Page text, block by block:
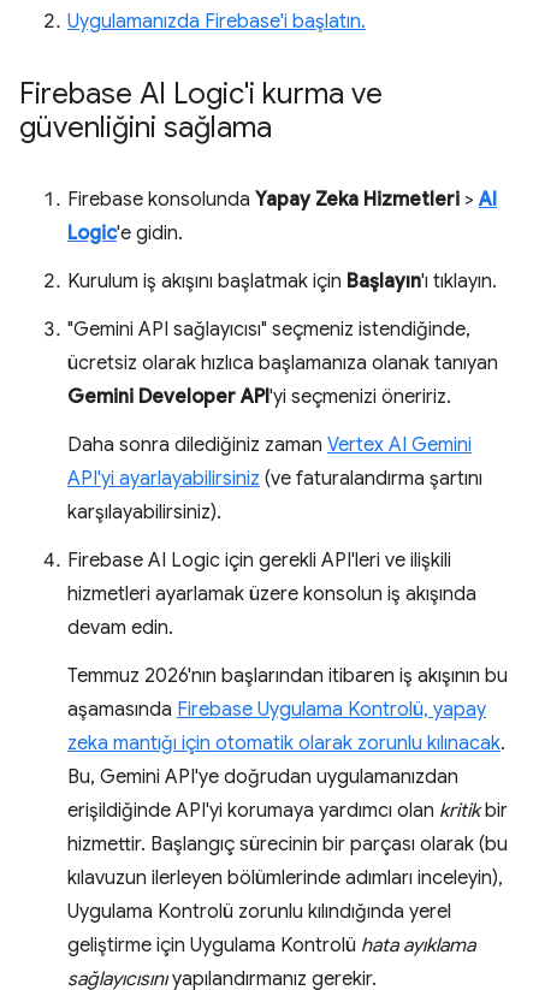
Uygulamanızda Firebase'i başlatın.
Firebase AI Logic'i kurma ve
güvenliğini sağlama
Firebase konsolunda Yapay Zeka Hizmetleri >AI
Logic'e gidin.
Kurulum iş akışını başlatmak için Başlayın'ı tıklayın.
"Gemini API sağlayıcısı" seçmeniz istendiğinde,
ücretsiz olarak hızlıca başlamanıza olanak tanıyan
Gemini Developer API'yi seçmenizi öneririz.
Daha sonra dilediğiniz zaman Vertex AI Gemini
API'yi ayarlayabilirsiniz (ve faturalandırma şartını
karşılayabilirsiniz).
Firebase AI Logic için gerekli API'leri ve ilişkili
hizmetleri ayarlamak üzere konsolun iş akışında
devam edin.
Temmuz 2026'nın başlarından itibaren iş akışının bu
aşamasında Firebase Uygulama Kontrolü, yapay
zeka mantığı için otomatik olarak zorunlu kılınacak.
Bu, Gemini API'ye doğrudan uygulamanızdan
erişildiğinde API'yi korumaya yardımcı olan kritikbir
hizmettir. Başlangıç sürecinin bir parçası olarak (bu
kılavuzun ilerleyen bölümlerinde adımları inceleyin),
Uygulama Kontrolü zorunlu kılındığında yerel
geliştirme için Uygulama Kontrolü hata ayıklama
sağlayıcısınıyapılandırmanız gerekir.